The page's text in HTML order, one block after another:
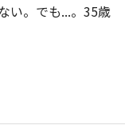
い。でも...。35歳